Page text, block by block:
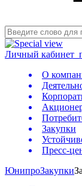
Личный кабинет
О
Закупки
Пресс-
ЮнипроЗакупки